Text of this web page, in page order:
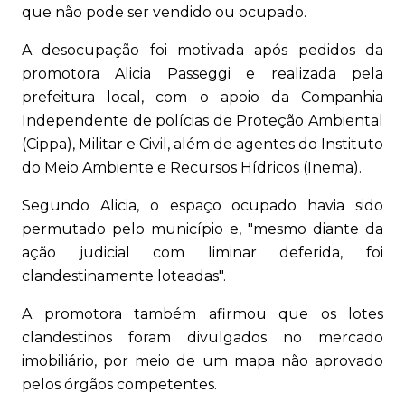
que não pode ser vendido ou ocupado.
A desocupação foi motivada após pedidos da
promotora Alicia Passeggi e realizada pela
prefeitura local, com o apoio da Companhia
Independente de polícias de Proteção Ambiental
(Cippa), Militar e Civil, além de agentes do Instituto
do Meio Ambiente e Recursos Hídricos (Inema).
Segundo Alicia, o espaço ocupado havia sido
permutado pelo município e, "mesmo diante da
ação judicial com liminar deferida, foi
clandestinamente loteadas".
A promotora também afirmou que os lotes
clandestinos foram divulgados no mercado
imobiliário, por meio de um mapa não aprovado
pelos órgãos competentes.